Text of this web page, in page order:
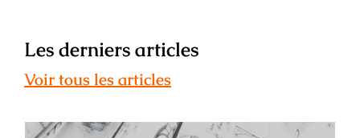
Les derniers articles
Voir tous les articles